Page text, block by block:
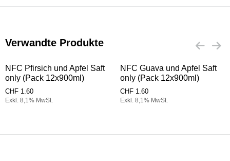
Verwandte Produkte
NFC Pfirsich und Apfel Saft
only (Pack 12x900ml)
CHF 1.60
Exkl. 8,1% MwSt.
NFC Guava und Apfel Saft
only (Pack 12x900ml)
CHF 1.60
Exkl. 8,1% MwSt.